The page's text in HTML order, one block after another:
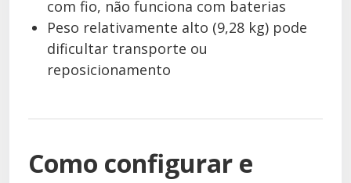
com fio, não funciona com baterias
Peso relativamente alto (9,28 kg) pode
dificultar transporte ou
reposicionamento
Como configurar e